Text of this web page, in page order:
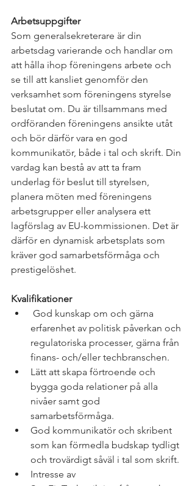
Arbetsuppgifter
Som generalsekreterare är din
arbetsdag varierande och handlar om
att hålla ihop föreningens arbete och
se till att kansliet genomför den
verksamhet som föreningens styrelse
beslutat om. Du är tillsammans med
ordföranden föreningens ansikte utåt
och bör därför vara en god
kommunikatör, både i tal och skrift. Din
vardag kan bestå av att ta fram
underlag för beslut till styrelsen,
planera möten med föreningens
arbetsgrupper eller analysera ett
lagförslag av EU-kommissionen. Det är
därför en dynamisk arbetsplats som
kräver god samarbetsförmåga och
prestigelöshet.
Kvalifikationer
erfarenhet av politisk påverkan och
regulatoriska processer, gärna från
finans- och/eller techbranschen.
Lätt att skapa förtroende och
bygga goda relationer på alla
nivåer samt god
samarbetsförmåga.
God kommunikatör och skribent
som kan förmedla budskap tydligt
och trovärdigt såväl i tal som skrift.
Intresse av